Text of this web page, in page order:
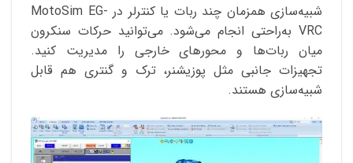
شبیه‌سازی همزمان چند ربات یا کنترلر در MotoSim EG-
VRC به‌راحتی انجام می‌شود. می‌توانید حرکات سنکرون
میان ربات‌ها و محورهای خارجی را مدیریت کنید.
تجهیزات جانبی مثل پوزیشنر، ترک و گنتری هم قابل
شبیه‌سازی هستند.